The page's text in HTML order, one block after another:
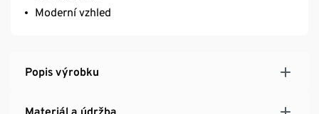
Moderní vzhled
Popis výrobku